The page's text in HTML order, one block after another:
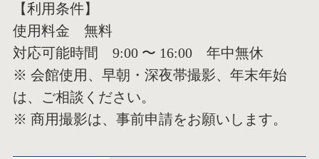
【利用条件】
使用料金 無料
対応可能時間 9:00 〜 16:00 年中無休
※ 会館使用、早朝・深夜帯撮影、年末年始
は、ご相談ください。
※ 商用撮影は、事前申請をお願いします。